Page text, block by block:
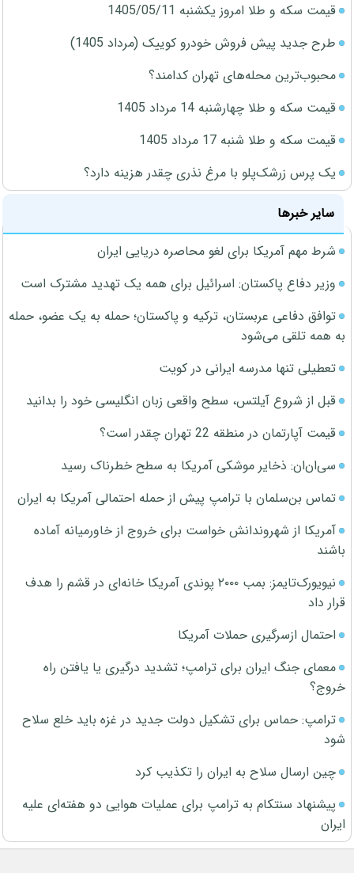
قیمت سکه و طلا امروز یکشنبه 1405/05/11
طرح جدید پیش فروش خودرو کوییک (مرداد 1405)
محبوب‌ترین محله‌های تهران کدامند؟
قیمت سکه و طلا چهارشنبه 14 مرداد 1405
قیمت سکه و طلا شنبه 17 مرداد 1405
یک پرس زرشک‌پلو با مرغ نذری چقدر هزینه دارد؟
سایر خبرها
شرط مهم آمریکا برای لغو محاصره دریایی ایران
وزیر دفاع پاکستان: اسرائیل برای همه یک تهدید مشترک است
توافق دفاعی عربستان، ترکیه و پاکستان؛ حمله به یک عضو، حمله
به همه تلقی می‌شود
تعطیلی تنها مدرسه ایرانی در کویت
قبل از شروع آیلتس، سطح واقعی زبان انگلیسی خود را بدانید
قیمت آپارتمان در منطقه 22 تهران چقدر است؟
سی‌ان‌ان: ذخایر موشکی آمریکا به سطح خطرناک رسید
تماس بن‌سلمان با ترامپ پیش از حمله احتمالی آمریکا به ایران
آمریکا از شهروندانش خواست برای خروج از خاورمیانه آماده
باشند
نیویورک‌تایمز: بمب ۲۰۰۰ پوندی آمریکا خانه‌ای در قشم را هدف
قرار داد
احتمال ازسرگیری حملات آمریکا
معمای جنگ ایران برای ترامپ؛ تشدید درگیری یا یافتن راه
خروج؟
ترامپ: حماس برای تشکیل دولت جدید در غزه باید خلع سلاح
شود
چین ارسال سلاح به ایران را تکذیب کرد
پیشنهاد سنتکام به ترامپ برای عملیات هوایی دو هفته‌ای علیه
ایران